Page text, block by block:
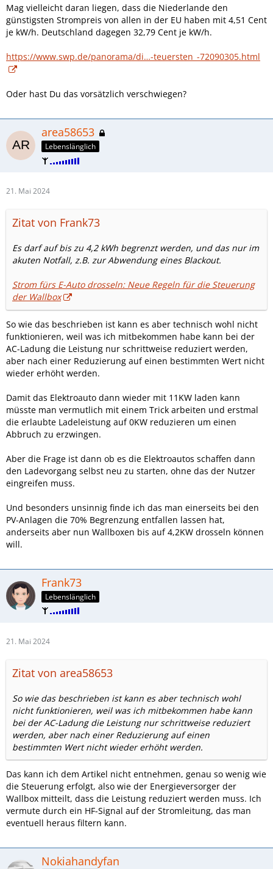
Mag vielleicht daran liegen, dass die Niederlande den
günstigsten Strompreis von allen in der EU haben mit 4,51 Cent
je kW/h. Deutschland dagegen 32,79 Cent je kW/h.
https://www.swp.de/panorama/di…-teuersten_-72090305.html
Oder hast Du das vorsätzlich verschwiegen?
area58653
Lebenslänglich
21. Mai 2024
Zitat von Frank73
Es darf auf bis zu 4,2 kWh begrenzt werden, und das nur im
akuten Notfall, z.B. zur Abwendung eines Blackout.
Strom fürs E-Auto drosseln: Neue Regeln für die Steuerung
der Wallbox
So wie das beschrieben ist kann es aber technisch wohl nicht
funktionieren, weil was ich mitbekommen habe kann bei der
AC-Ladung die Leistung nur schrittweise reduziert werden,
aber nach einer Reduzierung auf einen bestimmten Wert nicht
wieder erhöht werden.
Damit das Elektroauto dann wieder mit 11KW laden kann
müsste man vermutlich mit einem Trick arbeiten und erstmal
die erlaubte Ladeleistung auf 0KW reduzieren um einen
Abbruch zu erzwingen.
Aber die Frage ist dann ob es die Elektroautos schaffen dann
den Ladevorgang selbst neu zu starten, ohne das der Nutzer
eingreifen muss.
Und besonders unsinnig finde ich das man einerseits bei den
PV-Anlagen die 70% Begrenzung entfallen lassen hat,
anderseits aber nun Wallboxen bis auf 4,2KW drosseln können
will.
Frank73
Lebenslänglich
21. Mai 2024
Zitat von area58653
So wie das beschrieben ist kann es aber technisch wohl
nicht funktionieren, weil was ich mitbekommen habe kann
bei der AC-Ladung die Leistung nur schrittweise reduziert
werden, aber nach einer Reduzierung auf einen
bestimmten Wert nicht wieder erhöht werden.
Das kann ich dem Artikel nicht entnehmen, genau so wenig wie
die Steuerung erfolgt, also wie der Energieversorger der
Wallbox mitteilt, dass die Leistung reduziert werden muss. Ich
vermute durch ein HF-Signal auf der Stromleitung, das man
eventuell heraus filtern kann.
Nokiahandyfan